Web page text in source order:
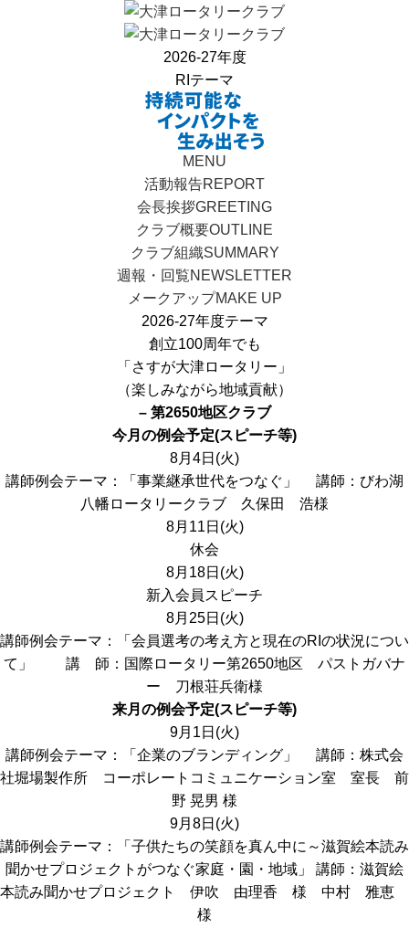
2026-27年度
RIテーマ
MENU
活動報告REPORT
会長挨拶GREETING
クラブ概要OUTLINE
クラブ組織SUMMARY
週報・回覧NEWSLETTER
メークアップMAKE UP
2026-27年度テーマ
創立100周年でも
「さすが大津ロータリー」
（楽しみながら地域貢献）
– 第2650地区クラブ
今月の例会予定(スピーチ等)
8月4日(火)
講師例会テーマ：「事業継承世代をつなぐ」 講師：びわ湖
八幡ロータリークラブ 久保田 浩様
8月11日(火)
休会
8月18日(火)
新入会員スピーチ
8月25日(火)
講師例会テーマ：「会員選考の考え方と現在のRIの状況につい
て」 講 師：国際ロータリー第2650地区 パストガバナ
ー 刀根荘兵衛様
来月の例会予定(スピーチ等)
9月1日(火)
講師例会テーマ：「企業のブランディング」 講師：株式会
社堀場製作所 コーポレートコミュニケーション室 室長 前
野 晃男 様
9月8日(火)
講師例会テーマ：「子供たちの笑顔を真ん中に～滋賀絵本読み
聞かせプロジェクトがつなぐ家庭・園・地域」 講師：滋賀絵
本読み聞かせプロジェクト 伊吹 由理香 様 中村 雅恵
様